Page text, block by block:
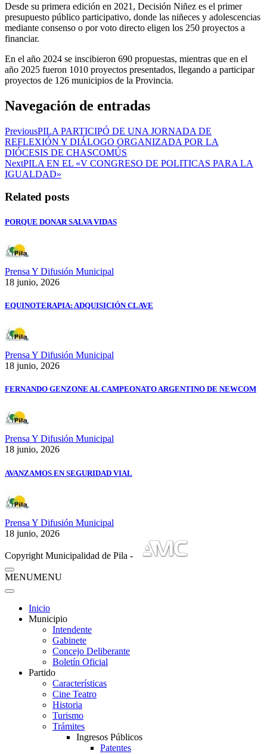
Desde su primera edición en 2021, Decisión Niñez es el primer
presupuesto público participativo, donde las niñeces y adolescencias
mediante consenso o por voto directo eligen los 250 proyectos a
financiar.
En el año 2024 se inscibieron 690 propuestas, mientras que en el
año 2025 fueron 1010 proyectos presentados, llegando a participar
proyectos de 126 municipios de la Provincia.
Navegación de entradas
PreviousPILA PARTICIPÓ DE UNA JORNADA DE
REFLEXIÓN Y DIÁLOGO ORGANIZADA POR LA
DIÓCESIS DE CHASCOMÚS
NextPILA EN EL «V CONGRESO DE POLITICAS PARA LA
IGUALDAD»
Related posts
PORQUE DONAR SALVA VIDAS
Prensa Y Difusión Municipal
18 junio, 2026
EQUINOTERAPIA: ADQUISICIÓN CLAVE
Prensa Y Difusión Municipal
18 junio, 2026
FERNANDO GENZONE AL CAMPEONATO ARGENTINO DE NEWCOM
Prensa Y Difusión Municipal
18 junio, 2026
AVANZAMOS EN SEGURIDAD VIAL
Prensa Y Difusión Municipal
18 junio, 2026
Copyright Municipalidad de Pila -
MENUMENU
Inicio
Municipio
Intendente
Gabinete
Concejo Deliberante
Boletín Oficial
Partido
Características
Cine Teatro
Historia
Turismo
Trámites
Ingresos Públicos
Patentes